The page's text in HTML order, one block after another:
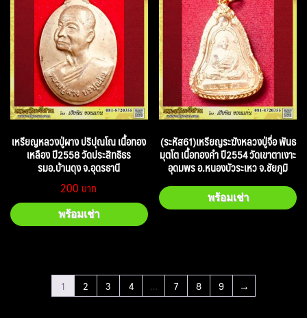
เหรียญหลวงปู่ผาง ปริปุณโณ เนื้อทอง
เหลือง ปี2558 วัดประสิทธิธร
รมอ.บ้านดุง จ.อุดรธานี
200
พร้อมเช่า
(ระหัส61)เหรียญระฆังหลวงปู่จื่อ พันธ
มุตโต เนื้อทองคำ ปี2554 วัดเขาตาเงาะ
อุดมพร อ.หนองบัวระเหว จ.ชัยภูมิ
พร้อมเช่า
1 2 3 4 … 7 8 9 →